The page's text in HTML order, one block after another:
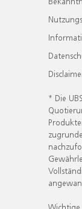
* Die